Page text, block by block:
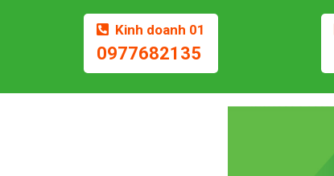
Kinh doanh 01
0977682135